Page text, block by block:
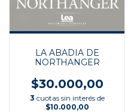
LA ABADIA DE
NORTHANGER
$30.000,00
3 cuotas sin interés de
$10.000,00